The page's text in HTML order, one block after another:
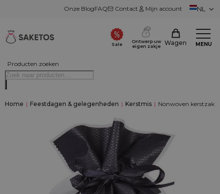
Onze BlogFAQ Contact Mijn account NL
Producten zoeken
Sale
Ontwerp uw
eigen zakje
Wagen MENU
Home | Feestdagen & gelegenheden | Kerstmis | Nonwoven